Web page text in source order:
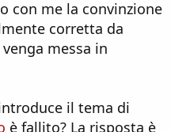
con me la convinzione
corretta da
messa in
il tema di
è fallito? La risposta è